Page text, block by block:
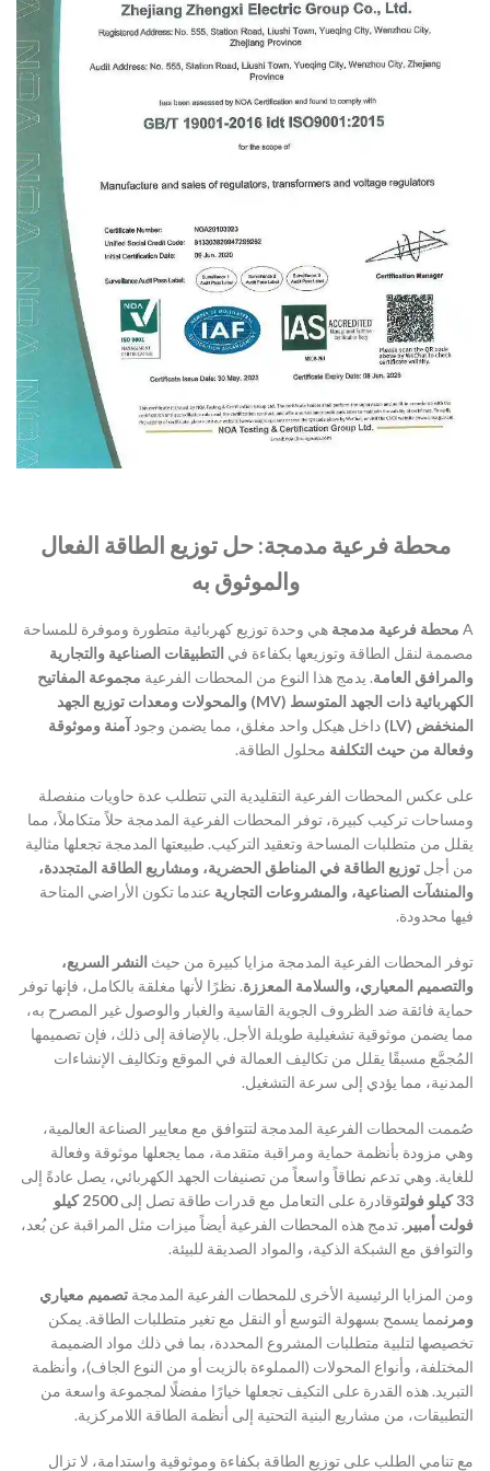
محطة فرعية مدمجة: حل توزيع الطاقة الفعال
والموثوق به
A محطة فرعية مدمجة هي وحدة توزيع كهربائية متطورة وموفرة للمساحة
مصممة لنقل الطاقة وتوزيعها بكفاءة في التطبيقات الصناعية والتجارية
والمرافق العامة. يدمج هذا النوع من المحطات الفرعية مجموعة المفاتيح
الكهربائية ذات الجهد المتوسط (MV) والمحولات ومعدات توزيع الجهد
المنخفض (LV)
داخل هيكل واحد مغلق، مما يضمن وجود آمنة وموثوقة
وفعالة من حيث التكلفة محلول الطاقة.
على عكس المحطات الفرعية التقليدية التي تتطلب عدة حاويات منفصلة
ومساحات تركيب كبيرة، توفر المحطات الفرعية المدمجة حلاً متكاملاً، مما
يقلل من متطلبات المساحة وتعقيد التركيب. طبيعتها المدمجة تجعلها مثالية
من أجل توزيع الطاقة في المناطق الحضرية، ومشاريع الطاقة المتجددة،
والمنشآت الصناعية، والمشروعات التجارية عندما تكون الأراضي المتاحة
فيها محدودة.
توفر المحطات الفرعية المدمجة مزايا كبيرة من حيث النشر السريع،
والتصميم المعياري، والسلامة المعززة. نظرًا لأنها مغلقة بالكامل، فإنها توفر
حماية فائقة ضد الظروف الجوية القاسية والغبار والوصول غير المصرح به،
مما يضمن موثوقية تشغيلية طويلة الأجل. بالإضافة إلى ذلك، فإن تصميمها
المُجمَّع مسبقًا يقلل من تكاليف العمالة في الموقع وتكاليف الإنشاءات
المدنية، مما يؤدي إلى سرعة التشغيل.
صُممت المحطات الفرعية المدمجة لتتوافق مع معايير الصناعة العالمية،
وهي مزودة بأنظمة حماية ومراقبة متقدمة، مما يجعلها موثوقة وفعالة
للغاية. وهي تدعم نطاقاً واسعاً من تصنيفات الجهد الكهربائي، يصل عادةً إلى
33 كيلو فولت
وقادرة على التعامل مع قدرات طاقة تصل إلى
2500 كيلو
فولت أمبير . تدمج هذه المحطات الفرعية أيضاً ميزات مثل المراقبة عن بُعد،
والتوافق مع الشبكة الذكية، والمواد الصديقة للبيئة.
ومن المزايا الرئيسية الأخرى للمحطات الفرعية المدمجة تصميم معياري
ومرنمما يسمح بسهولة التوسع أو النقل مع تغير متطلبات الطاقة. يمكن
تخصيصها لتلبية متطلبات المشروع المحددة، بما في ذلك مواد الضميمة
المختلفة، وأنواع المحولات (المملوءة بالزيت أو من النوع الجاف)، وأنظمة
التبريد. هذه القدرة على التكيف تجعلها خيارًا مفضلًا لمجموعة واسعة من
التطبيقات، من مشاريع البنية التحتية إلى أنظمة الطاقة اللامركزية.
مع تنامي الطلب على توزيع الطاقة بكفاءة وموثوقية واستدامة، لا تزال